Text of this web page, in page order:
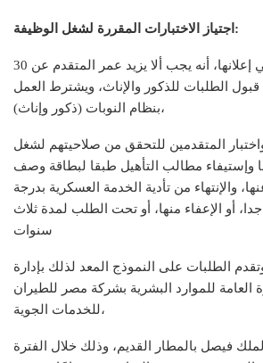
اجتياز الاختبارات المقررة لشغل الوظيفة:
وأوضحت الشركة، في إعلانها، أنه يجب ألا يزيد عمر المتقدم عن 30
قبول الطلبات للذكور والإناث، ويشترط العمل
بنظام النوبات (ذكور وإناث)،
المتقدمين للتحقق من صلاحيتهم لشغل
وإستيفاء مطالب التأهيل طبقا لبطاقة وصف
والإنتهاء من تأدية الخدمة العسكرية بدرجة
أو الإعفاء منها، أو تحت الطلب لمدة ثلاث
سنوات
الطلبات على النموذج المعد لذلك بإدارة
العامة للموارد البشرية بشركة مصر للطيران
للخدمات الجوية،
فيصل بالمطار القديم، وذلك خلال الفترة